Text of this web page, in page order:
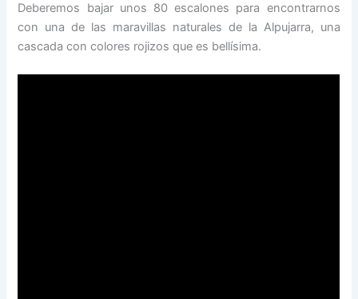
Deberemos bajar unos 80 escalones para encontrarnos
con una de las maravillas naturales de la Alpujarra, una
cascada con colores rojizos que es bellísima.